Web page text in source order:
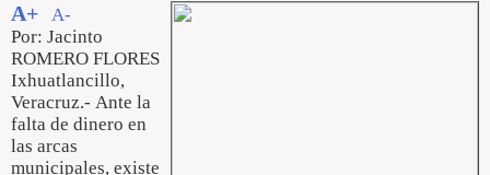
A+
A-
Por: Jacinto
ROMERO FLORES
Ixhuatlancillo,
Veracruz.- Ante la
falta de dinero en
las arcas
municipales, existe